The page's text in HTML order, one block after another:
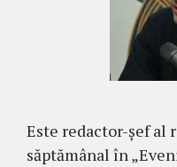
Este redactor-şef al
săptămânal în